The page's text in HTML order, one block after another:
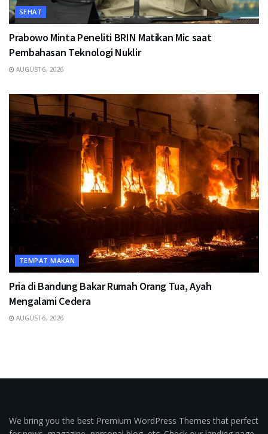
SEHAT
Prabowo Minta Peneliti BRIN Matikan Mic saat
Pembahasan Teknologi Nuklir
AUGUST 6, 2026
TEMPAT MAKAN
Pria di Bandung Bakar Rumah Orang Tua, Ayah
Mengalami Cedera
AUGUST 6, 2026
We bring you the best Premium WordPress Themes that perfect